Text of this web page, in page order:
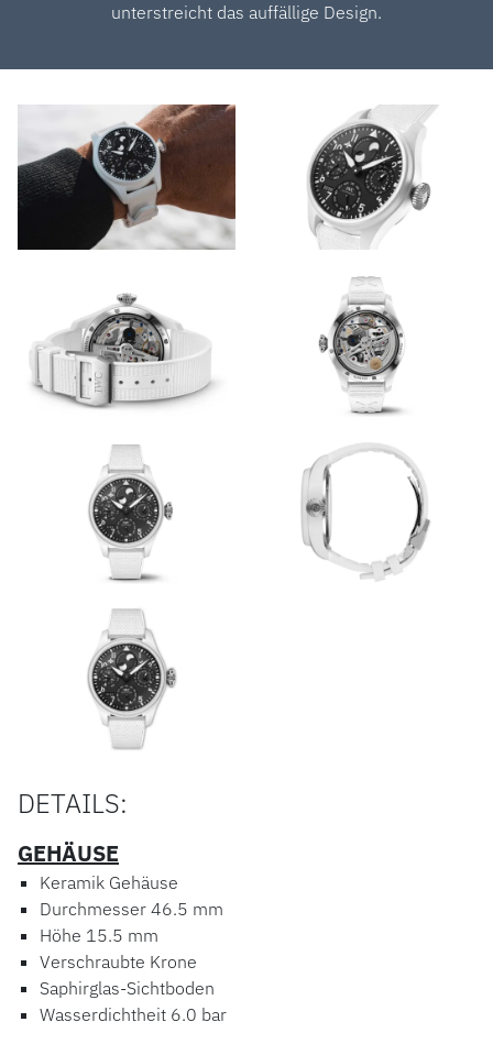
unterstreicht das auffällige Design.
DETAILS:
GEHÄUSE
Keramik Gehäuse
Durchmesser 46.5 mm
Höhe 15.5 mm
Verschraubte Krone
Saphirglas-Sichtboden
Wasserdichtheit 6.0 bar